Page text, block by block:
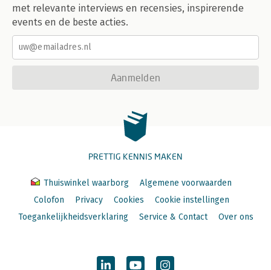
met relevante interviews en recensies, inspirerende
events en de beste acties.
Aanmelden
PRETTIG KENNIS MAKEN
Thuiswinkel waarborg
Algemene voorwaarden
Colofon
Privacy Cookies
Cookie instellingen
Toegankelijkheidsverklaring
Service & Contact Over ons